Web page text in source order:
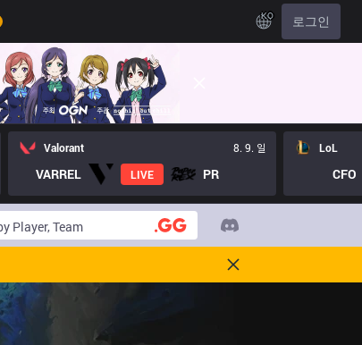
KO 로그인
Valorant 8. 9. 일
VARREL LIVE PR
LoL
CFO